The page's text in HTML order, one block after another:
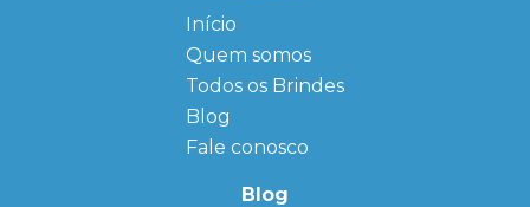
Início
Quem somos
← Back
FAQ
Sitemap
Todos os Brindes
← Back
Agendas
Personalizadas
Personalizado
personalizados
Blog
Fale conosco
Blog